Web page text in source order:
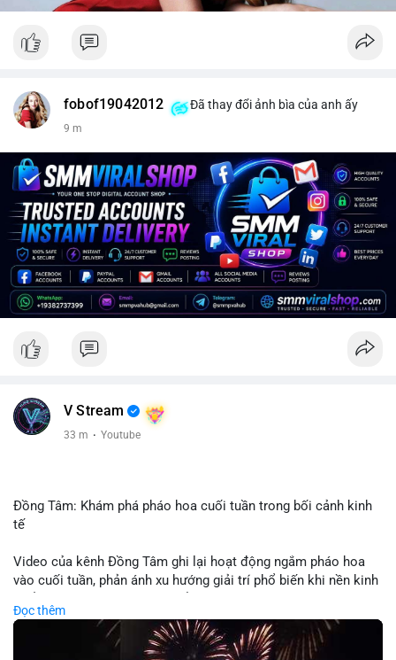
fobof19042012 Đã thay đổi ảnh bìa của anh ấy
9 m
V Stream
33 m · Youtube
Đồng Tâm: Khám phá pháo hoa cuối tuần trong bối cảnh kinh
tế
Video của kênh Đồng Tâm ghi lại hoạt động ngắm pháo hoa
vào cuối tuần, phản ánh xu hướng giải trí phổ biến khi nền kinh
trải nghiệm hơn là đầu tư vào tài sản vật chất. Trong bối cảnh
lãi suất ổn định và thị trường crypto ổn định, hoạt động giải trí
như vậy thường tăng trưởng khi người dân có khả năng chi
Đọc thêm